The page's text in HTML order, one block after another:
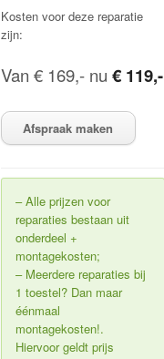
Kosten voor deze reparatie
zijn:
Van € 169,- nu € 119,-
Afspraak maken
– Alle prijzen voor
reparaties bestaan uit
onderdeel +
montagekosten;
– Meerdere reparaties bij
1 toestel? Dan maar
éénmaal
montagekosten!.
Hiervoor geldt prijs